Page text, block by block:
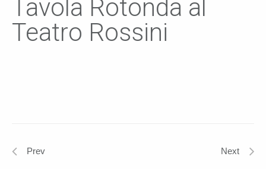
Tavola Rotonda al
Teatro Rossini
Prev Next